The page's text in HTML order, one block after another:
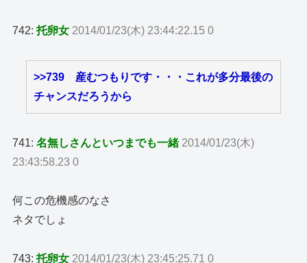
742:托卵女 2014/01/23(木) 23:44:22.15 0
>>739 産むつもりです・・・これが多分最後の
チャンスだろうから
741:名無しさんといつまでも一緒 2014/01/23(木)
23:43:58.23 0
何この危機感のなさ
ネタでしょ
743:托卵女 2014/01/23(木) 23:45:25.71 0